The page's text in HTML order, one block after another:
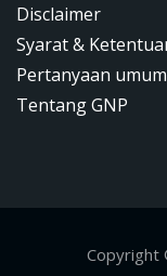
Disclaimer
Syarat &
Pertanyaan umum
Tentang GNP
Copyright